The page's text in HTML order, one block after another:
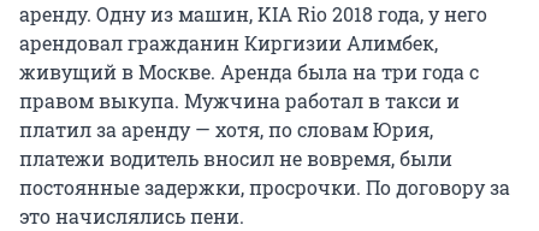
аренду. Одну из машин, KIA Rio 2018 года, у него
арендовал гражданин Киргизии Алимбек,
живущий в Москве. Аренда была на три года с
правом выкупа. Мужчина работал в такси и
платил за аренду — хотя, по словам Юрия,
платежи водитель вносил не вовремя, были
постоянные задержки, просрочки. По договору за
это начислялись пени.